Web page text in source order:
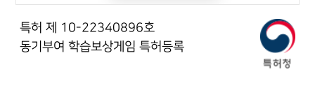
특허 제 10-22340896호
동기부여 학습보상게임 특허등록